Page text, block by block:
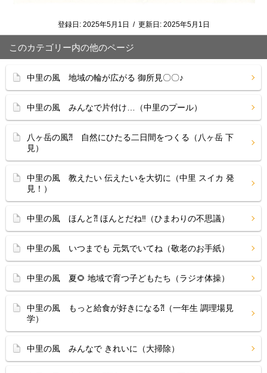
登録日: 2025年5月1日 / 更新日: 2025年5月1日
このカテゴリー内の他のページ
中里の風 地域の輪が広がる 御所見〇〇♪
中里の風 みんなで片付け…（中里のプール）
八ヶ岳の風⁈ 自然にひたる二日間をつくる（八ヶ岳 下
見）
中里の風 教えたい 伝えたいを大切に（中里 スイカ 発
見！）
中里の風 ほんと⁈ ほんとだね‼（ひまわりの不思議）
中里の風 いつまでも 元気でいてね（敬老のお手紙）
中里の風 夏🌻 地域で育つ子どもたち（ラジオ体操）
中里の風 もっと給食が好きになる⁈（一年生 調理場見
学）
中里の風 みんなで きれいに（大掃除）